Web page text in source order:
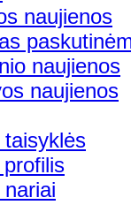
naujienos
naujienos
naujienos
taisyklės
nariai